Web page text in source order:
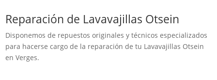
Reparación de Lavavajillas Otsein
Disponemos de repuestos originales y técnicos especializados
para hacerse cargo de la reparación de tu Lavavajillas Otsein
en Verges.